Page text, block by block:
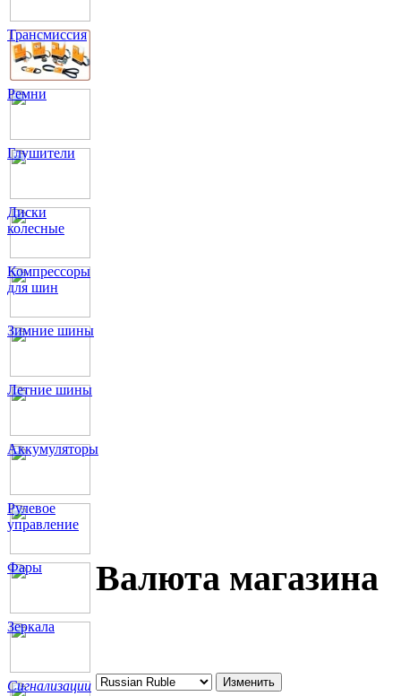
Трансмиссия
Ремни
Глушители
Диски
колесные
Компрессоры
для шин
Зимние шины
Летние шины
Аккумуляторы
Рулевое
управление
Фары
Зеркала
Сигнализации
Валюта магазина